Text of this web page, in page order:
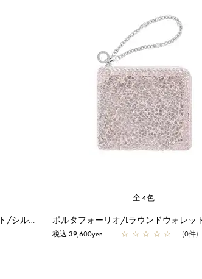
ポルタフォーリオ/Lラウンドウォレット/シルバー
全4色
税込 39,600yen ☆ ☆ ☆ ☆ ☆ (0件)